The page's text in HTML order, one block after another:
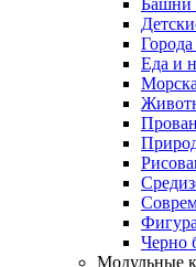
Еда и
Черно
Модульные